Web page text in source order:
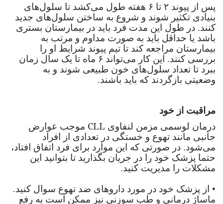
پس از پیوند ۲ تا ۶ هفته طول می‌کشد تا سلول‌های
بنیادی تکثیر شوند و شروع به ساختن سلول‌های جدید
کنند. در طول این مدت فرد باید در بیمارستان بستری
باشد یا حداقل باید به صورت مداوم و مرتب به
بیمارستان مراجعه کند تا تیم پیوند شرایط او را
بررسی کنند. این کار می‌تواند ۶ ماه تا یک سال زمان
ببرد تا تعداد سلول‌های خون طبیعی شوند و به
وضعیتی بازگردند که باید باشند.
مراقبت از خود
درمان لوسمی مزمن لنفاوی CLL موجب عوارض
جانبی مانند تهوع و خستگی در تعدادی از افراد
می‌شود. در صورتی که این موارد برای فرد اتفاق افتاد،
حتما پزشک خود را در جریان بگذارید تا بتوانید این
مشکلات را مدیریت کنید.
• از پزشک خود در مورد دارو‌های ضد تهوع سوال کنید.
ماساژ درمانی و طب سوزنی نیز ممکن است به رفع